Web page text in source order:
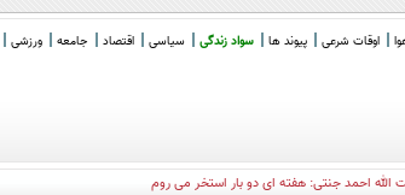
اوقات شرعی پیوند ها سواد زندگی سیاسی اقتصاد جامعه ورزشی
_